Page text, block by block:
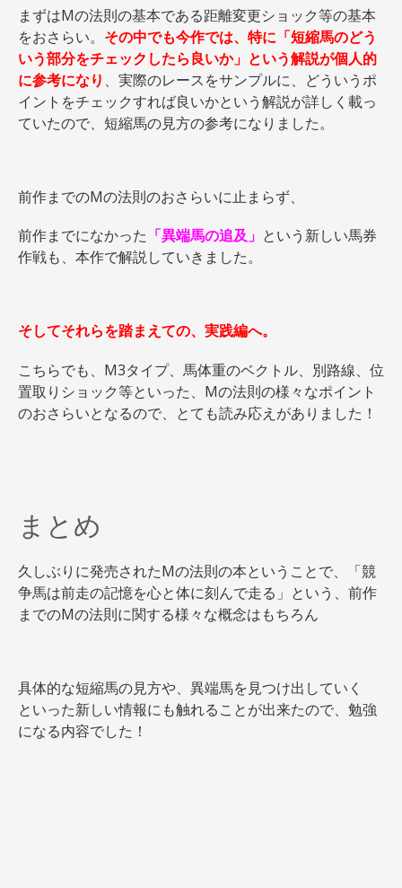
まずはMの法則の基本である距離変更ショック等の基本
をおさらい。 その中でも今作では、特に「短縮馬のどう
いう部分をチェックしたら良いか」という解説が個人的
に参考になり 、実際のレースをサンプルに、どういうポ
イントをチェックすれば良いかという解説が詳しく載っ
ていたので、短縮馬の見方の参考になりました。
前作までのMの法則のおさらいに止まらず、
前作までになかった 「異端馬の追及」 という新しい馬券
作戦も、本作で解説していきました。
そしてそれらを踏まえての、実践編へ。
こちらでも、M3タイプ、馬体重のベクトル、別路線、位
置取りショック等といった、Mの法則の様々なポイント
のおさらいとなるので、とても読み応えがありました！
まとめ
久しぶりに発売されたMの法則の本ということで、「競
争馬は前走の記憶を心と体に刻んで走る」という、前作
までのMの法則に関する様々な概念はもちろん
具体的な短縮馬の見方や、異端馬を見つけ出していく
といった新しい情報にも触れることが出来たので、勉強
になる内容でした！